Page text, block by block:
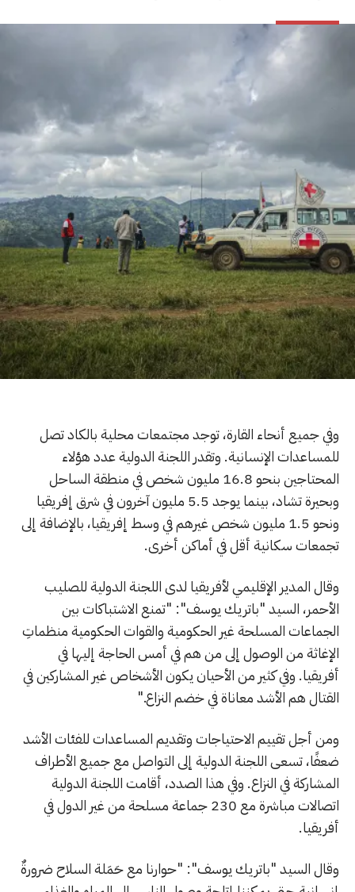
وفي جميع أنحاء القارة، توجد مجتمعات محلية بالكاد تصل
للمساعدات الإنسانية. وتقدر اللجنة الدولية عدد هؤلاء
المحتاجين بنحو 16.8 مليون شخص في منطقة الساحل
وبحيرة تشاد، بينما يوجد 5.5 مليون آخرون في شرق إفريقيا
ونحو 1.5 مليون شخص غيرهم في وسط إفريقيا، بالإضافة إلى
تجمعات سكانية أقل في أماكن أخرى.
وقال المدير الإقليمي لأفريقيا لدى اللجنة الدولية للصليب
الأحمر، السيد "باتريك يوسف": "تمنع الاشتباكات بين
الجماعات المسلحة غير الحكومية والقوات الحكومية منظماتِ
الإغاثة من الوصول إلى من هم في أمس الحاجة إليها في
أفريقيا. وفي كثير من الأحيان يكون الأشخاص غير المشاركين في
القتال هم الأشد معاناة في خضم النزاع."
ومن أجل تقييم الاحتياجات وتقديم المساعدات للفئات الأشد
ضعفًا، تسعى اللجنة الدولية إلى التواصل مع جميع الأطراف
المشاركة في النزاع. وفي هذا الصدد، أقامت اللجنة الدولية
اتصالات مباشرة مع 230 جماعة مسلحة من غير الدول في
أفريقيا.
وقال السيد "باتريك يوسف": "حوارنا مع حَمَلة السلاح ضرورةٌ